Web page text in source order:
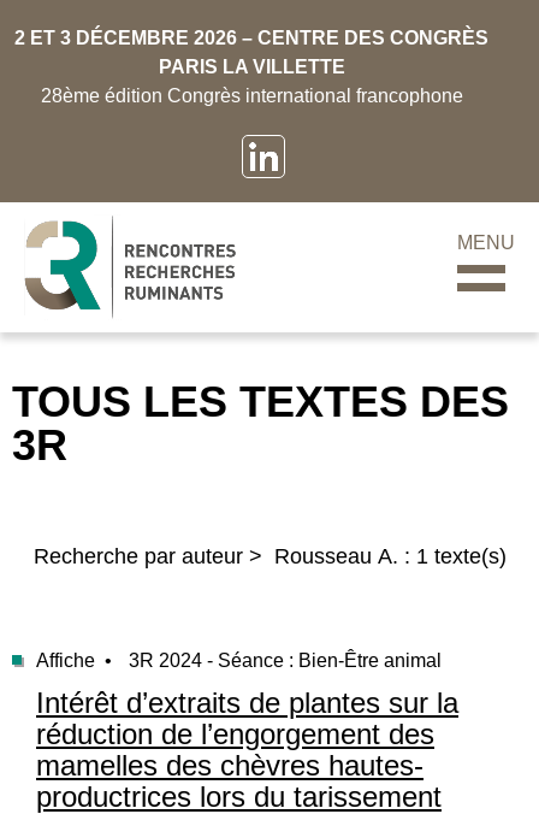
2 ET 3 DÉCEMBRE 2026 – CENTRE DES CONGRÈS
PARIS LA VILLETTE
28ème édition Congrès international francophone
MENU
TOUS LES TEXTES DES
3R
Recherche par auteur > Rousseau A. : 1 texte(s)
Affiche • 3R 2024 - Séance : Bien-Être animal
Intérêt d’extraits de plantes sur la
réduction de l’engorgement des
mamelles des chèvres hautes-
productrices lors du tarissement